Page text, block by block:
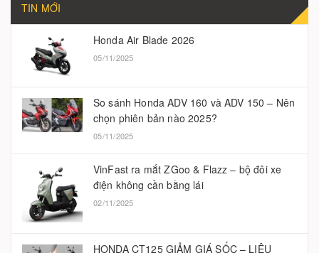
TIN MỚI
Honda Air Blade 2026
05/11/2025
So sánh Honda ADV 160 và ADV 150 – Nên
chọn phiên bản nào 2025?
05/11/2025
VinFast ra mắt ZGoo & Flazz – bộ đôi xe
điện không cần bằng lái
02/11/2025
HONDA CT125 GIẢM GIÁ SỐC – LIỆU